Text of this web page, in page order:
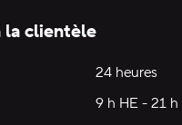
la clientèle
à vendredi24 heures24
9 h HE - 21 h